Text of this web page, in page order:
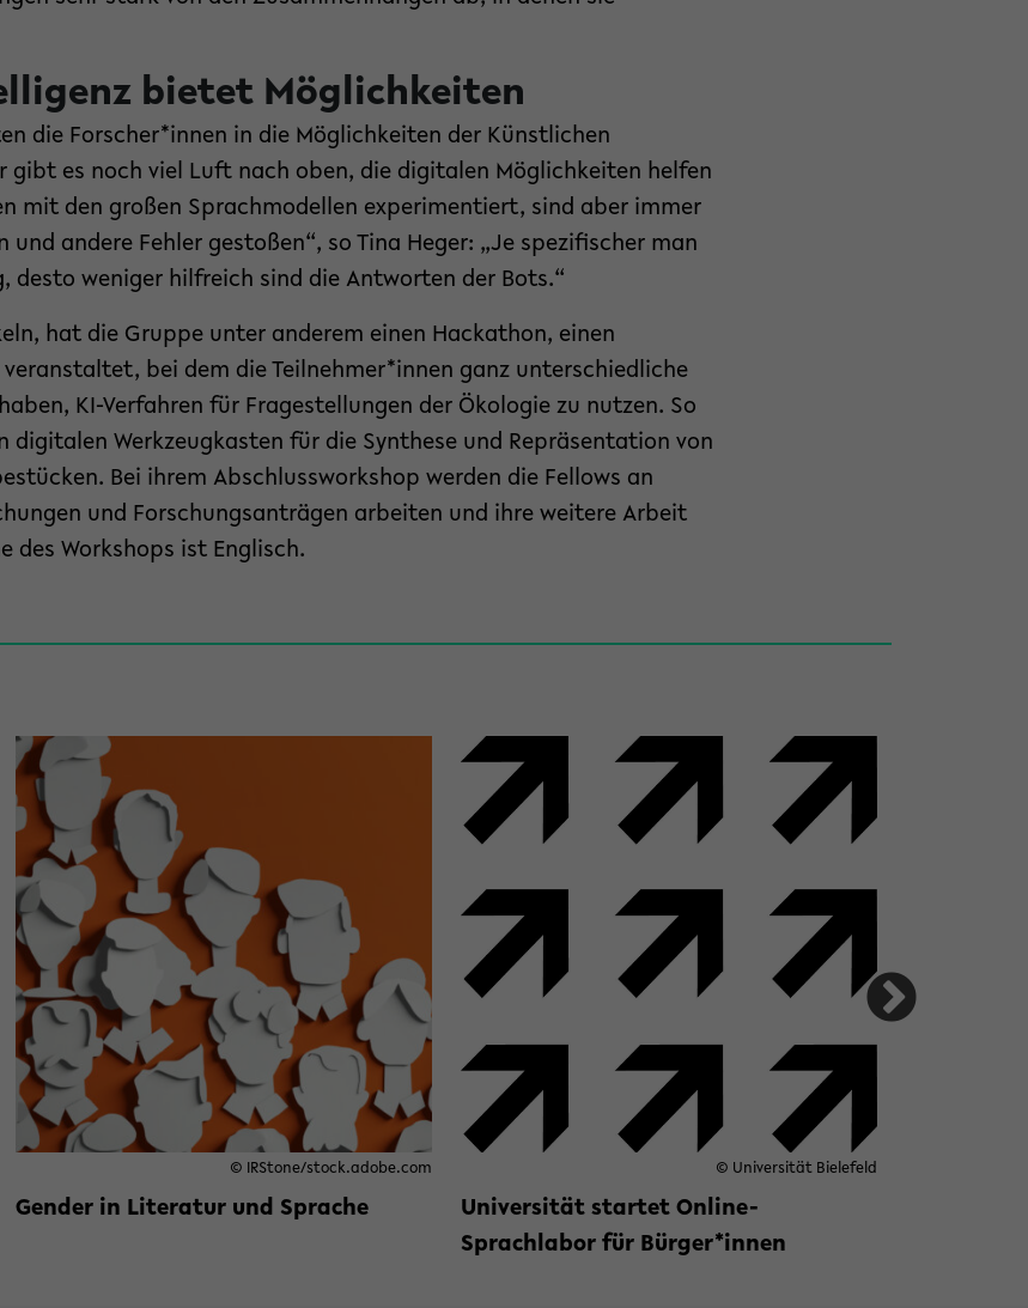
bietet Möglichkeiten
die Forscher*innen in die Möglichkeiten der Künstlichen
gibt es noch viel Luft nach oben, die digitalen Möglichkeiten helfen
mit den großen Sprachmodellen experimentiert, sind aber immer
andere Fehler gestoßen“, so Tina Heger: „Je spezifischer man
desto weniger hilfreich sind die Antworten der Bots.“
hat die Gruppe unter anderem einen Hackathon, einen
bei dem die Teilnehmer*innen ganz unterschiedliche
KI-Verfahren für Fragestellungen der Ökologie zu nutzen. So
digitalen Werkzeugkasten für die Synthese und Repräsentation von
Bei ihrem Abschlussworkshop werden die Fellows an
und Forschungsanträgen arbeiten und ihre weitere Arbeit
des Workshops ist Englisch.
© IRStone/stock.adobe.com
Gender in Literatur und Sprache
zu Gender in Literatur und Sprache
© Universität Bielefeld
Universität startet Online-
Sprachlabor für Bürger*innen